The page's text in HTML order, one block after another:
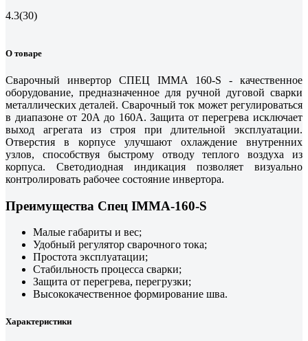
4.3(30)
О товаре
Сварочный инвертор СПЕЦ IMMA 160-S - качественное
оборудование, предназначенное для ручной дуговой сварки
металлических деталей. Сварочный ток может регулироваться
в диапазоне от 20А до 160А. Защита от перегрева исключает
выход агрегата из строя при длительной эксплуатации.
Отверстия в корпусе улучшают охлаждение внутренних
узлов, способствуя быстрому отводу теплого воздуха из
корпуса. Светодиодная индикация позволяет визуально
контролировать рабочее состояние инвертора.
Преимущества Спец IMMA-160-S
Малые габариты и вес;
Удобный регулятор сварочного тока;
Простота эксплуатации;
Стабильность процесса сварки;
Защита от перегрева, перегрузки;
Высококачественное формирование шва.
Характеристики